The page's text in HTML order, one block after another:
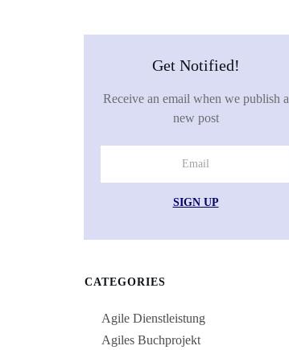
Get Notified!
Receive an email when we publish a
new post
SIGN UP
CATEGORIES
Agile Dienstleistung
Agiles Buchprojekt